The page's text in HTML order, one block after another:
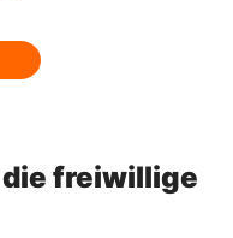
freiwillige